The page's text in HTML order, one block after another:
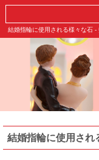
結婚指輪に使用される様々な石 -
結婚指輪に使用され